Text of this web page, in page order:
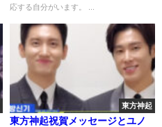
応する自分がいます。 ...
東方神起
東方神起祝賀メッセージとユノ